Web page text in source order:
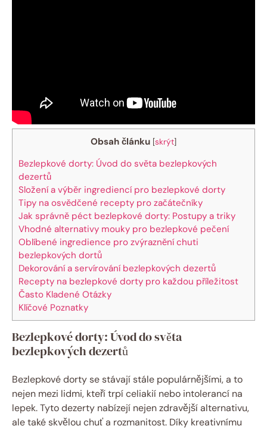
Obsah článku [skrýt]
Bezlepkové dorty: Úvod do světa bezlepkových
dezertů
Složení a výběr ​ingrediencí pro ⁢bezlepkové dorty
Tipy na osvědčené recepty pro začátečníky
Jak ‌správně ‌péct bezlepkové ‍dorty:⁢ Postupy a triky
Vhodné‍ alternativy mouky ‌pro⁤ bezlepkové​ pečení
Oblíbené⁢ ingredience⁣ pro zvýraznění​ chuti‍
bezlepkových ‌dortů
Dekorování ‍a servírování ⁢bezlepkových dezertů
Recepty na bezlepkové dorty ‍pro každou příležitost
Často Kladené Otázky
Klíčové Poznatky
Bezlepkové dorty: Úvod do světa
bezlepkových dezertů
Bezlepkové‍ dorty se stávají stále populárnějšími, a to
⁢nejen mezi ‌lidmi,⁢ kteří trpí celiakií nebo⁣ intolerancí na
lepek. Tyto dezerty nabízejí nejen ‍zdravější alternativu,
ale také skvělou chuť a rozmanitost. Díky kreativnímu